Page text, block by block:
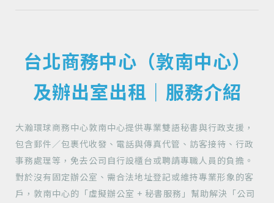
台北商務中心（敦南中心）
及辦出室出租｜服務介紹
大瀚環球商務中心敦南中心提供專業雙語秘書與行政支援，
包含郵件／包裹代收發、電話與傳真代管、訪客接待、行政
事務處理等，免去公司自行設櫃台或聘請專職人員的負擔。
對於沒有固定辦公室、需合法地址登記或維持專業形象的客
戶，敦南中心的「虛擬辦公室 + 秘書服務」幫助解決「公司